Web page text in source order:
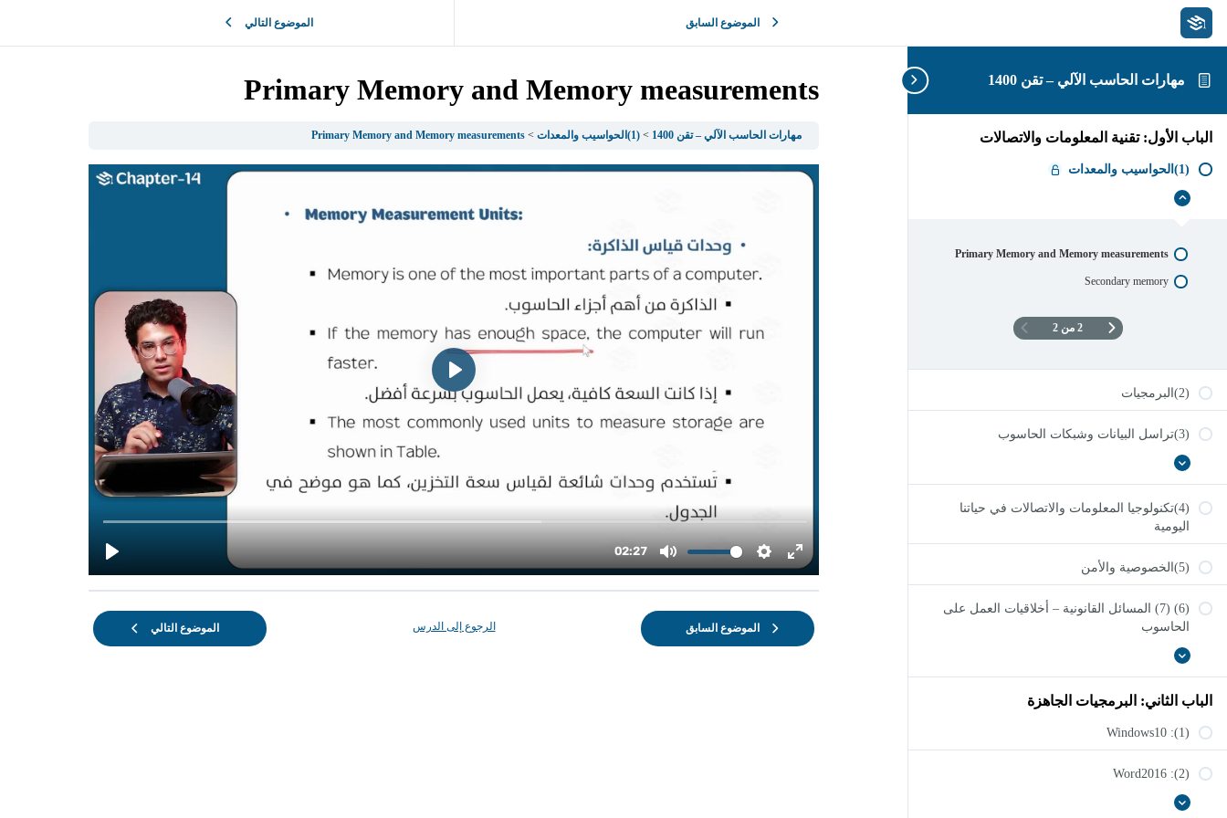
مهارات الحاسب الآلي – تقن 1400
الباب الأول: تقنية المعلومات والاتصالات
(1)الحواسيب والمعدات
إخفاء
(1)الحواسيب
Primary Memory and Memory measurements
Secondary memory
2 من 2
(2)البرمجيات
(3)تراسل البيانات وشبكات الحاسوب
عرض
الكل
(3)تراسل
البيانات
الحاسوب
(4)تكنولوجيا المعلومات والاتصالات في حياتنا
اليومية
(5)الخصوصية والأمن
(6) (7) المسائل القانونية – أخلاقيات العمل على
الحاسوب
عرض
الكل
(6)
(7)
القانونية
أخلاقيات
العمل
الحاسوب
الباب الثاني: البرمجيات الجاهزة
(1): Windows10
(2): Word2016
عرض
(2):
الموضوع السابق الموضوع التالي
Primary Memory and Memory measurements
مهارات الحاسب الآلي – تقن 1400 (1)الحواسيب والمعدات Primary Memory and Memory measurements
الموضوع السابق الرجوع إلى الدرس الموضوع التالي